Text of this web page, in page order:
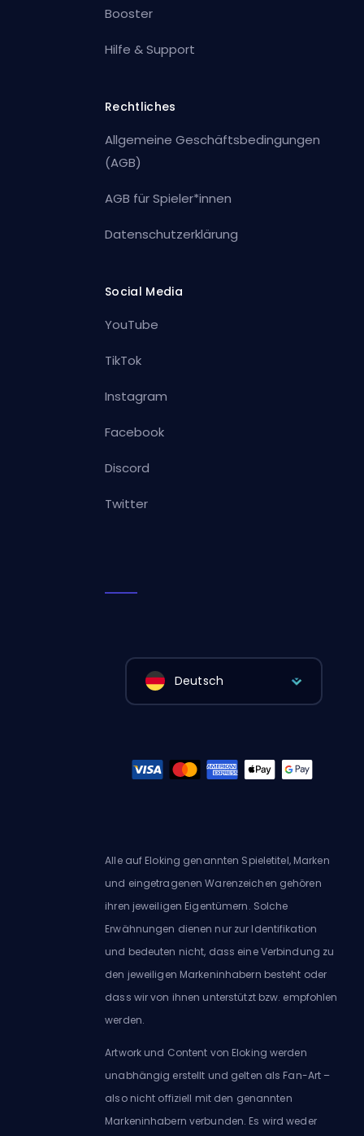
Booster
Hilfe & Support
Rechtliches
Allgemeine Geschäftsbedingungen
(AGB)
AGB für Spieler*innen
Datenschutzerklärung
Social Media
YouTube
TikTok
Instagram
Facebook
Discord
Twitter
Deutsch
Alle auf Eloking genannten Spieletitel, Marken
und eingetragenen Warenzeichen gehören
ihren jeweiligen Eigentümern. Solche
Erwähnungen dienen nur zur Identifikation
und bedeuten nicht, dass eine Verbindung zu
den jeweiligen Markeninhabern besteht oder
dass wir von ihnen unterstützt bzw. empfohlen
werden.
Artwork und Content von Eloking werden
unabhängig erstellt und gelten als Fan-Art –
also nicht offiziell mit den genannten
Markeninhabern verbunden. Es wird weder